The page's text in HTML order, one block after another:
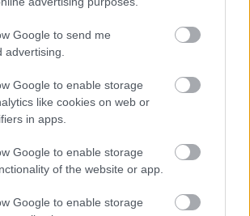
Google to send me
advertising.
Google to enable storage
like cookies on web or
in apps.
Google to enable storage
of the website or app.
Google to enable storage